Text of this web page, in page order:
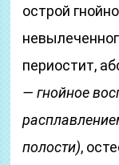
острой
периостит,
— гнойное
полости),